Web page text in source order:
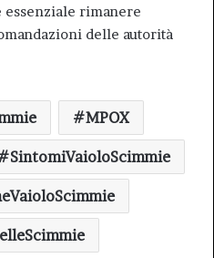
essenziale rimanere
delle autorità
MPOX
SintomiVaioloScimmie